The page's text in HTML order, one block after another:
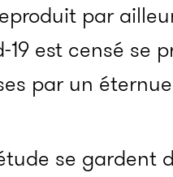
par
est censé se
par un
se gardent